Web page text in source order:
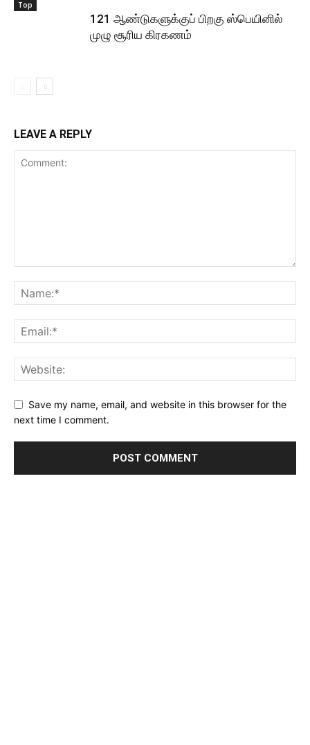
Top
121 ஆண்டுகளுக்குப் பிறகு ஸ்பெயினில்
முழு சூரிய கிரகணம்
LEAVE A REPLY
Save my name, email, and website in this browser for the
next time I comment.